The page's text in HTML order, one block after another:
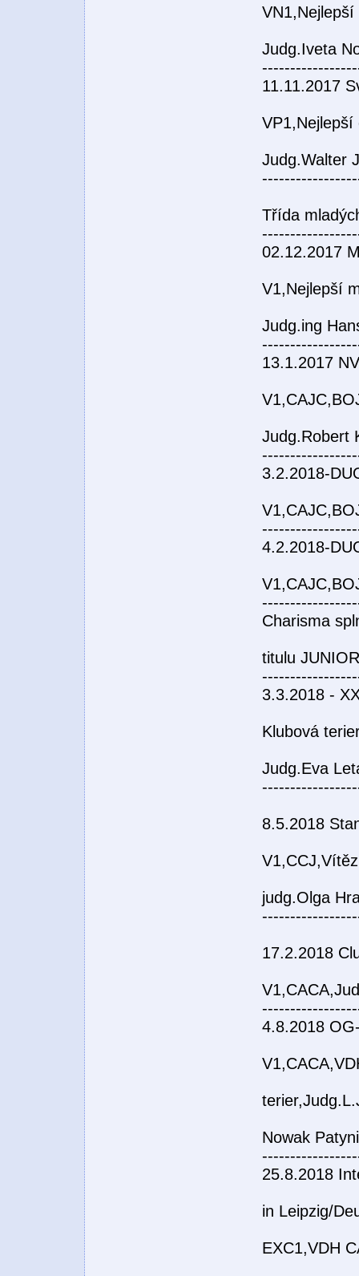
Judg.Iveta
11.11.2017
VP1,Nejlepší
Judg.Walter
Třída
02.12.2017
V1,Nejlepší
Judg.ing
13.1.2017
Judg.Robert
3.2.2018-
4.2.2018-
Charisma
titulu
3.3.2018 -
Klubová
Judg.Eva
8.5.2018
judg.Olga
17.2.2018
4.8.2018
Nowak
25.8.2018
in Leipzig/
EXC1,VDH